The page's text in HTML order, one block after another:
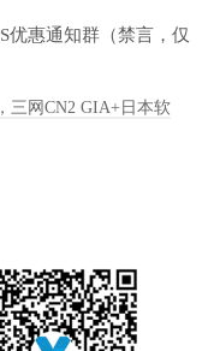
优惠通知群（禁言，仅
三网CN2 GIA+日本软